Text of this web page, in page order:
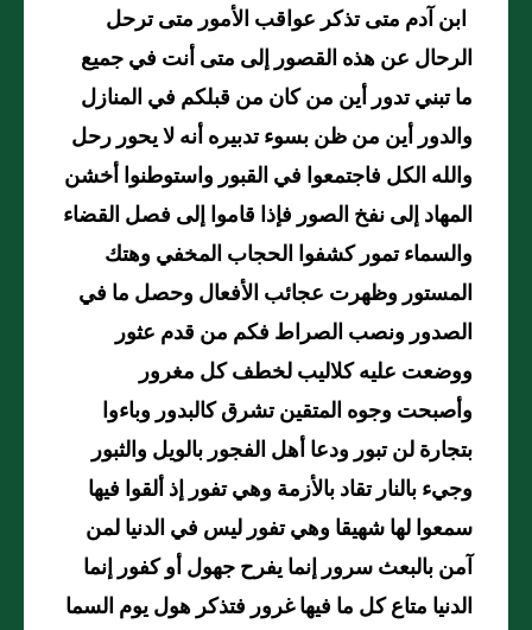
ابن آدم متى تذكر عواقب الأمور متى ترحل
الرحال عن هذه القصور إلى متى أنت في جميع
ما تبني تدور أين من كان من قبلكم في المنازل
والدور أين من ظن بسوء تدبيره أنه لا يحور رحل
والله الكل فاجتمعوا في القبور واستوطنوا أخشن
المهاد إلى نفخ الصور فإذا قاموا إلى فصل القضاء
والسماء تمور كشفوا الحجاب المخفي وهتك
المستور وظهرت عجائب الأفعال وحصل ما في
الصدور ونصب الصراط فكم من قدم عثور
ووضعت عليه كلاليب لخطف كل مغرور
وأصبحت وجوه المتقين تشرق كالبدور وباءوا
بتجارة لن تبور ودعا أهل الفجور بالويل والثبور
وجيء بالنار تقاد بالأزمة وهي تفور إذ ألقوا فيها
سمعوا لها شهيقا وهي تفور ليس في الدنيا لمن
آمن بالبعث سرور إنما يفرح جهول أو كفور إنما
الدنيا متاع كل ما فيها غرور فتذكر هول يوم السما